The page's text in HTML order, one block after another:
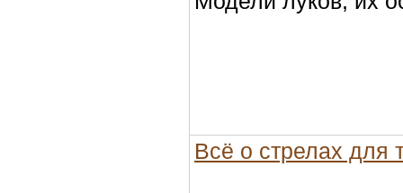
Всё о стрелах для